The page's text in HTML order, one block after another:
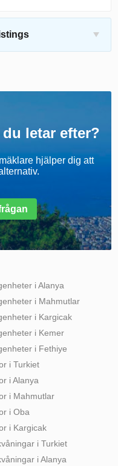
letar efter?
hjälper dig att
i Alanya
i Mahmutlar
i Kargicak
i Kemer
i Fethiye
i Turkiet
i Alanya
i Mahmutlar
i Oba
i Kargicak
i Turkiet
i Alanya